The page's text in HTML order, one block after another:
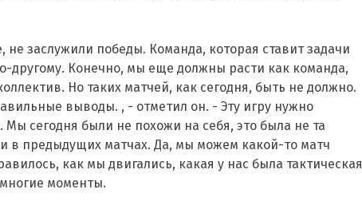
заслужили победы. Команда, которая ставит задачи
другому. Конечно, мы еще должны расти как команда,
Но таких матчей, как сегодня, быть не должно.
выводы. , - отметил он. - Эту игру нужно
сегодня были не похожи на себя, это была не та
в предыдущих матчах. Да, мы можем какой-то матч
как мы двигались, какая у нас была тактическая
моменты.